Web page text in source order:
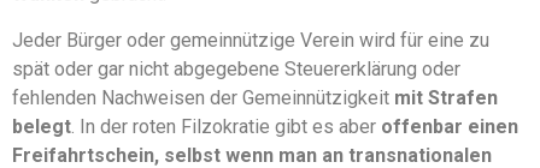
Jeder Bürger oder gemeinnützige Verein wird für eine zu
spät oder gar nicht abgegebene Steuererklärung oder
fehlenden Nachweisen der Gemeinnützigkeit mit Strafen
belegt . In der roten Filzokratie gibt es aber offenbar einen
Freifahrtschein, selbst wenn man an transnationalen